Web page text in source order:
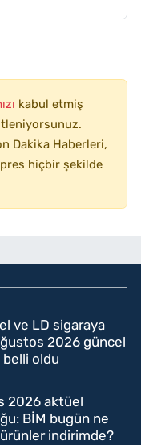
kabul etmiş
Dakika Haberleri,
hiçbir şekilde
ve LD sigaraya
2026 güncel
belli oldu
2026 aktüel
BİM bugün ne
indirimde?